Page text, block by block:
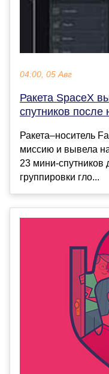
04:00, 05 Авг
Ракета SpaceX
спутников после
Ракета–носитель
миссию и вывела
23 мини-спутников
группировки гло...